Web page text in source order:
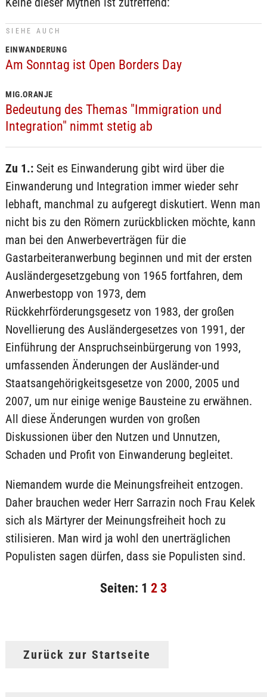
SIEHE AUCH
EINWANDERUNG
Am Sonntag ist Open Borders Day
MIG.ORANJE
Bedeutung des Themas "Immigration und
Integration" nimmt stetig ab
Zu 1.:Seit es Einwanderung gibt wird über die
Einwanderung und Integration immer wieder sehr
lebhaft, manchmal zu aufgeregt diskutiert. Wenn man
nicht bis zu den Römern zurückblicken möchte, kann
man bei den Anwerbeverträgen für die
Gastarbeiteranwerbung beginnen und mit der ersten
Ausländergesetzgebung von 1965 fortfahren, dem
Anwerbestopp von 1973, dem
Rückkehrförderungsgesetz von 1983, der großen
Novellierung des Ausländergesetzes von 1991, der
Einführung der Anspruchseinbürgerung von 1993,
umfassenden Änderungen der Ausländer-und
Staatsangehörigkeitsgesetze von 2000, 2005 und
2007, um nur einige wenige Bausteine zu erwähnen.
All diese Änderungen wurden von großen
Diskussionen über den Nutzen und Unnutzen,
Schaden und Profit von Einwanderung begleitet.
Niemandem wurde die Meinungsfreiheit entzogen.
Daher brauchen weder Herr Sarrazin noch Frau Kelek
sich als Märtyrer der Meinungsfreiheit hoch zu
stilisieren. Man wird ja wohl den unerträglichen
Populisten sagen dürfen, dass sie Populisten sind.
Seiten: 1 2 3
Zurück zur Startseite